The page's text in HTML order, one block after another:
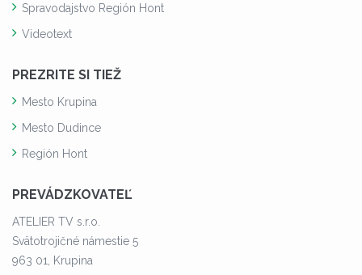
Spravodajstvo Región Hont
Videotext
PREZRITE SI TIEŽ
Mesto Krupina
Mesto Dudince
Región Hont
PREVÁDZKOVATEĽ
ATELIER TV s.r.o.
Svätotrojičné námestie 5
963 01, Krupina